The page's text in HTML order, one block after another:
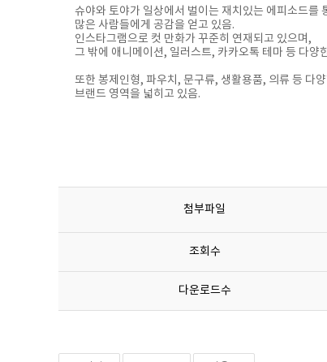
슈야와 토야가 일상에서 벌이는 재치있는 에피소드를
많은 사람들에게 공감을 얻고 있음.
인스타그램으로 컷 만화가 꾸준히 연재되고 있으며,
그 밖에 애니메이션, 일러스트, 카카오톡 테마 등 다양
또한 봉제인형, 파우치, 문구류, 생활용품, 의류 등 다
브랜드 영역을 넓히고 있음.
첨부파일
조회수
다운로드수